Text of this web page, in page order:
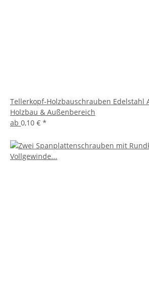
Tellerkopf-Holzbauschrauben Edelstahl
Holzbau & Außenbereich
ab 0,10 € *